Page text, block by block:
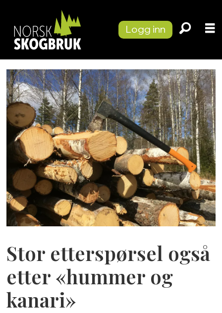
Logg inn
Stor etterspørsel også
etter «hummer og
kanari»